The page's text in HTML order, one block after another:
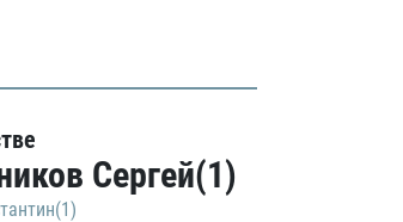
Сергей(1)